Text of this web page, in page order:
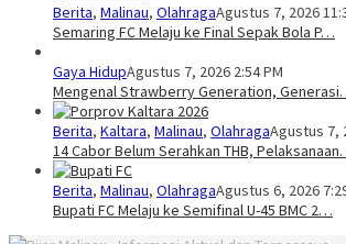
Berita, Malinau, OlahragaAgustus 7, 2026
Semaring FC Melaju ke Final Sepak Bola P…
Gaya HidupAgustus 7, 2026 2:54 PM
Mengenal Strawberry Generation,
Berita, Kaltara, Malinau, OlahragaAgustus 7,
14 Cabor Belum Serahkan THB,
Berita, Malinau, OlahragaAgustus 6, 2026
Bupati FC Melaju ke Semifinal U-45 BMC 2…